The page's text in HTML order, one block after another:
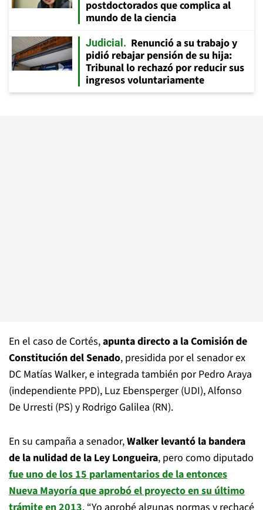
postdoctorados que complica al
mundo de la ciencia
Judicial
Renunció a su trabajo y
pidió rebajar pensión de su hija:
Tribunal lo rechazó por reducir sus
ingresos voluntariamente
En el caso de Cortés,apunta directo a la Comisión de
Constitución del Senado, presidida por el senador ex
DC Matías Walker, e integrada también por Pedro Araya
(independiente PPD), Luz Ebensperger (UDI), Alfonso
De Urresti (PS) y Rodrigo Galilea (RN).
En su campaña a senador,Walker levantó la bandera
de la nulidad de la Ley Longueira, pero como diputado
fue uno de los 15 parlamentarios de la entonces
Nueva Mayoría que aprobó el proyecto en su último